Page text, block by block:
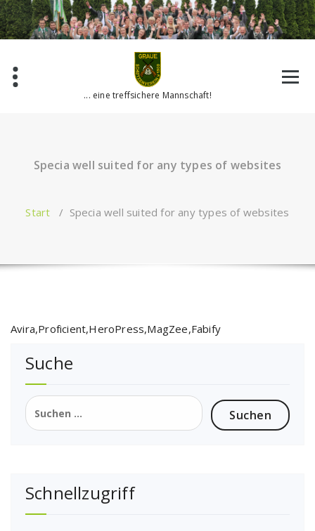
Zum
Inhalt
springen
... eine treffsichere Mannschaft!
Specia well suited for any types of websites
Start / Specia well suited for any types of websites
Avira,Proficient,HeroPress,MagZee,Fabify
Suche
Suchen
nach:
Schnellzugriff